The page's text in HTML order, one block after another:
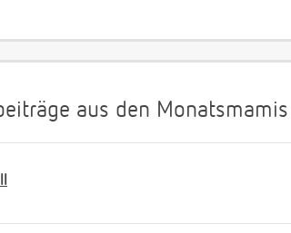
aus den Monatsmamis